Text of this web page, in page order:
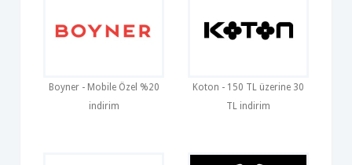
Boyner - Mobile Özel %20
indirim
Koton - 150 TL üzerine 30
TL indirim